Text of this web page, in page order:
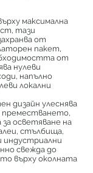
максимална
тази
от
пакет,
от
нулеви
напълно
локални
дизайн улеснява
осветяване на
стълбища,
свежда до
върху околната